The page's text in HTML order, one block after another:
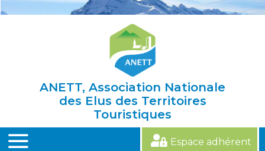
ANETT, Association Nationale
des Elus des Territoires
Touristiques
Espace adhérent